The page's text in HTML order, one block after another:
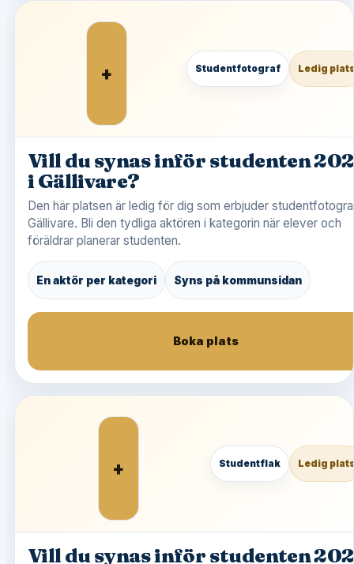
+ Studentfotograf Ledig
Vill du synas inför studenten
i Gällivare?
Den här platsen är ledig för dig som erbjuder
Gällivare. Bli den tydliga aktören i kategorin när elever och
föräldrar planerar studenten.
En aktör per kategori Syns på kommunsidan
Boka plats
+ Studentflak Ledig
Vill du synas inför studenten